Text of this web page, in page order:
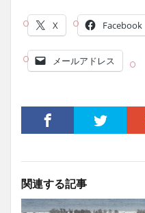
X Facebook
メールアドレス
関連する記事